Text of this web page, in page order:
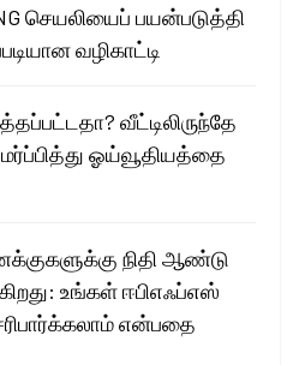
செயலியைப் பயன்படுத்தி
வழிகாட்டி
வீட்டிலிருந்தே
ஓய்வூதியத்தை
நிதி ஆண்டு
உங்கள் ஈபிஎஃப்எஸ்
என்பதை